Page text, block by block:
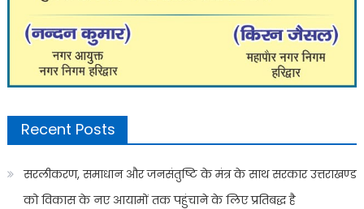
Recent Posts
सरलीकरण, समाधान और जनसंतुष्टि के मंत्र के साथ सरकार उत्तराखण्ड
को विकास के नए आयामों तक पहुंचाने के लिए प्रतिबद्ध है